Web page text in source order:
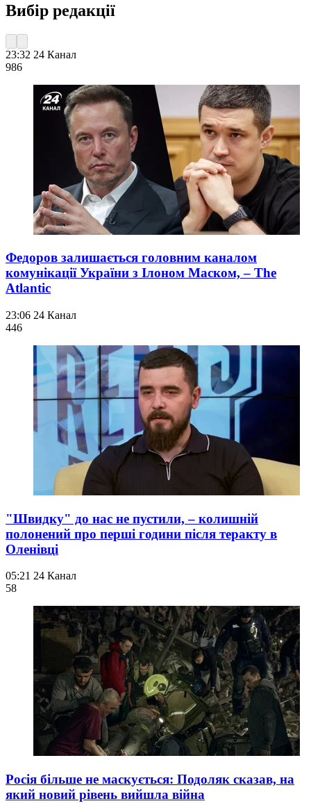
Вибір редакції
23:32 24 Канал
986
Федоров залишається головним каналом
комунікації України з Ілоном Маском, – The
Atlantic
23:06 24 Канал
446
"Швидку" до нас не пустили, – колишній
полонений про перші години після теракту в
Оленівці
05:21 24 Канал
58
Росія більше не маскується: Подоляк сказав, на
який новий рівень вийшла війна